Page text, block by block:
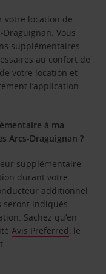
votre location de
Vous
supplémentaires
au confort de
votre location et
l’application
à ma
Arcs-Draguignan ?
supplémentaire
durant votre
additionnel
seront indiqués
Sachez qu’en
Avis Preferred , le